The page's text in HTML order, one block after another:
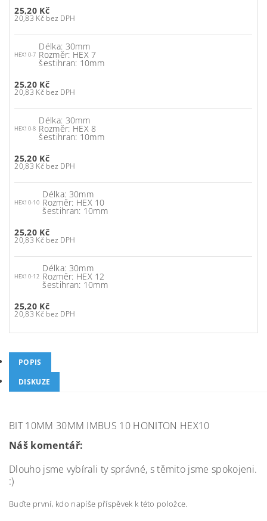
25,20 Kč
20,83 Kč bez DPH
HEX10-7
Délka: 30mm
Rozměr: HEX 7
šestihran: 10mm
25,20 Kč
20,83 Kč bez DPH
HEX10-8
Délka: 30mm
Rozměr: HEX 8
šestihran: 10mm
25,20 Kč
20,83 Kč bez DPH
HEX10-10
Délka: 30mm
Rozměr: HEX 10
šestihran: 10mm
25,20 Kč
20,83 Kč bez DPH
HEX10-12
Délka: 30mm
Rozměr: HEX 12
šestihran: 10mm
25,20 Kč
20,83 Kč bez DPH
POPIS
DISKUZE
BIT 10MM 30MM IMBUS 10 HONITON HEX10
Náš komentář:
Dlouho jsme vybírali ty správné, s těmito jsme spokojeni.
:)
Buďte první, kdo napíše příspěvek k této položce.